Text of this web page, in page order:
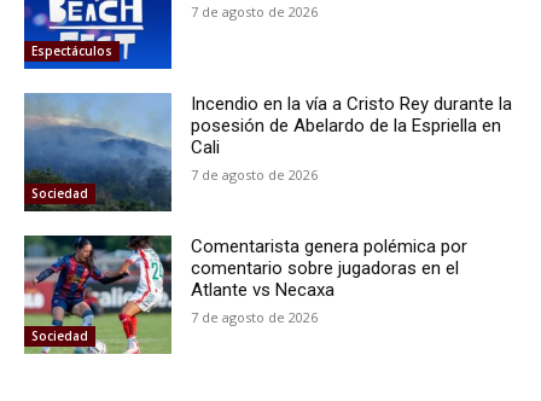
Espectáculos
7 de agosto de 2026
Sociedad
Incendio en la vía a Cristo Rey durante la
posesión de Abelardo de la Espriella en
Cali
7 de agosto de 2026
Sociedad
Comentarista genera polémica por
comentario sobre jugadoras en el
Atlante vs Necaxa
7 de agosto de 2026